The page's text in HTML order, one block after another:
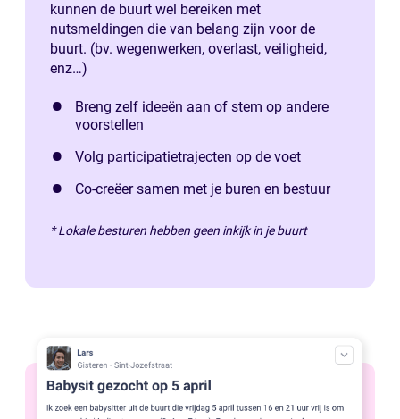
kunnen de buurt wel bereiken met
nutsmeldingen die van belang zijn voor de
buurt. (bv. wegenwerken, overlast, veiligheid,
enz…)
Breng zelf ideeën aan of stem op andere
voorstellen
Volg participatietrajecten op de voet
Co-creëer samen met je buren en bestuur
* Lokale besturen hebben geen inkijk in je buurt